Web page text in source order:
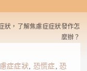
狀，了解焦慮症症狀發作怎
麼辦？
症症狀 恐慌症 ,恐